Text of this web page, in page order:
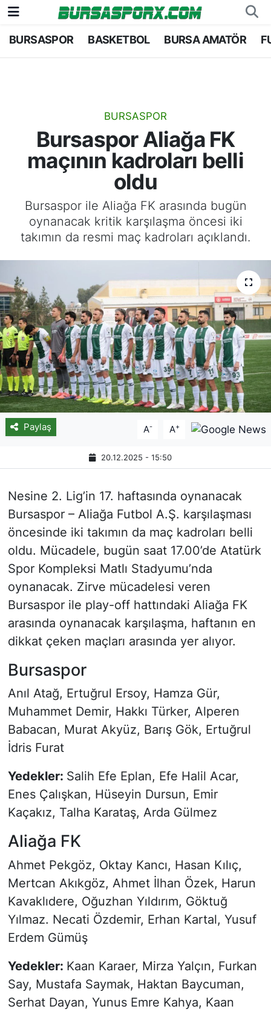
BURSASPOR BASKETBOL BURSA AMATÖR
BURSASPOR
Bursaspor Aliağa FK
maçının kadroları belli
oldu
Bursaspor ile Aliağa FK arasında bugün
oynanacak kritik karşılaşma öncesi iki
takımın da resmi maç kadroları açıklandı.
Paylaş A- A+
20.12.2025 - 15:50
Nesine 2. Lig’in 17. haftasında oynanacak
Bursaspor – Aliağa Futbol A.Ş. karşılaşması
öncesinde iki takımın da maç kadroları belli
oldu. Mücadele, bugün saat 17.00’de Atatürk
Spor Kompleksi Matlı Stadyumu’nda
oynanacak. Zirve mücadelesi veren
Bursaspor ile play-off hattındaki Aliağa FK
arasında oynanacak karşılaşma, haftanın en
dikkat çeken maçları arasında yer alıyor.
Bursaspor
Anıl Atağ, Ertuğrul Ersoy, Hamza Gür,
Muhammet Demir, Hakkı Türker, Alperen
Babacan, Murat Akyüz, Barış Gök, Ertuğrul
İdris Furat
Yedekler: Salih Efe Eplan, Efe Halil Acar,
Enes Çalışkan, Hüseyin Dursun, Emir
Kaçakız, Talha Karataş, Arda Gülmez
Aliağa FK
Ahmet Pekgöz, Oktay Kancı, Hasan Kılıç,
Mertcan Akıkgöz, Ahmet İlhan Özek, Harun
Kavaklıdere, Oğuzhan Yıldırım, Göktuğ
Yılmaz. Necati Özdemir, Erhan Kartal, Yusuf
Erdem Gümüş
Yedekler: Kaan Karaer, Mirza Yalçın, Furkan
Say, Mustafa Saymak, Haktan Baycuman,
Serhat Dayan, Yunus Emre Kahya, Kaan
Bursaspor
Bursa Amatör
Hentbol
Voleybol
Genel
Bursa Nöbetçi Eczaneler
Bursa Trafik Yoğunluk Haritası
TFF 2.Lig Kırmızı Grup Puan Durumu ve Fikstür
Tüm Manşetler
Son Dakika Haberleri
Haber Arşivi